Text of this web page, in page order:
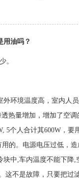
用油吗？
。
外环境温度高，室内人
热量增加，增加了空
5个人合计其600W，
的。电源电压过低，
中,车内温度不能下
这不是故障，只要把